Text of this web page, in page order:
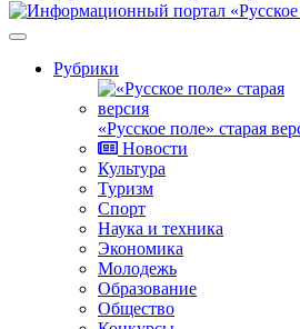
Рубрики
«Русское поле» старая
Новости
Культура
Туризм
Спорт
Наука и техника
Экономика
Молодежь
Образование
Общество